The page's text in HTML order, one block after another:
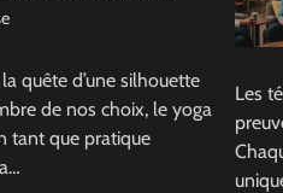
quête d’une silhouette
de nos choix, le yoga
tant que pratique
Les